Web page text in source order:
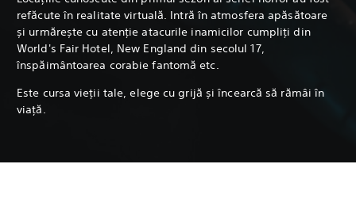
refăcute în realitate virtuală. Intră în atmosfera apăsătoare
și urmărește cu atenție atacurile inamicilor cumpliți din
World's Fair Hotel, New England din secolul 17,
înspăimântoarea corabie fantomă etc.
Este cursa vieții tale, elege cu grijă și încearcă să rămâi în
viață.